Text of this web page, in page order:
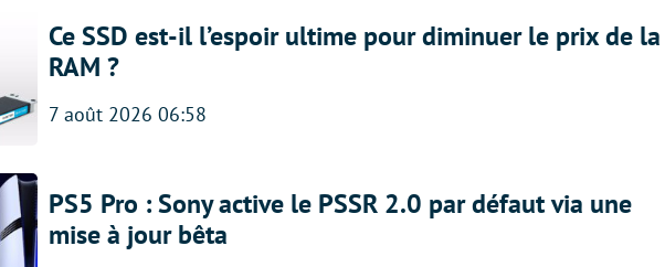
Ce SSD est-il l’espoir ultime pour diminuer le prix de la
RAM ?
7 août 2026 06:58
PS5 Pro : Sony active le PSSR 2.0 par défaut via une
mise à jour bêta